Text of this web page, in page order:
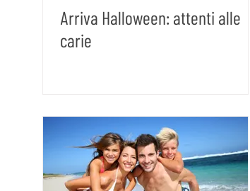
Arriva Halloween: attenti alle
carie